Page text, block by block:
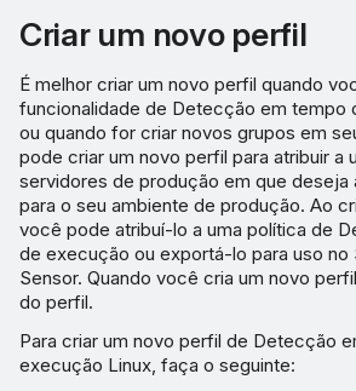
Criar um novo perfil
É melhor criar um novo perfil quando
funcionalidade de Detecção em tempo
ou quando for criar novos grupos em
pode criar um novo perfil para atribuir a
servidores de produção em que deseja
para o seu ambiente de produção. Ao
você pode atribuí-lo a uma política de
de execução ou exportá-lo para uso no
Sensor. Quando você cria um novo
do perfil.
Para criar um novo perfil de Detecção
execução Linux, faça o seguinte: